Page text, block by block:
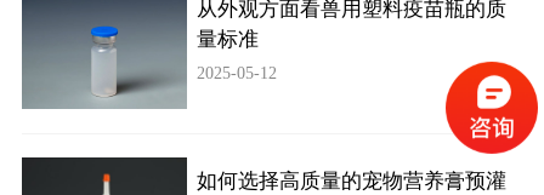
从外观方面看兽用塑料疫苗瓶的质
量标准
2025-05-12
如何选择高质量的宠物营养膏预灌